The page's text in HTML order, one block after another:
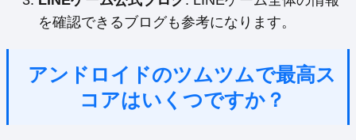
を確認できるブログも参考になります。
アンドロイドのツムツムで最高ス
コアはいくつですか？